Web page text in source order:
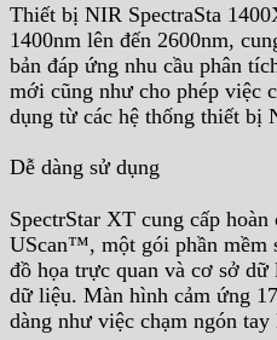
Thiết bị NIR SpectraSta
1400nm lên đến 2600nm,
bản đáp ứng nhu cầu phân
mới cũng như cho phép việc
dụng từ các hệ thống thiết bị
Dễ dàng sử dụng
SpectrStar XT cung cấp
UScan™, một gói phần mềm
đồ họa trực quan và cơ sở
dữ liệu. Màn hình cảm ứng
dàng như việc chạm ngón